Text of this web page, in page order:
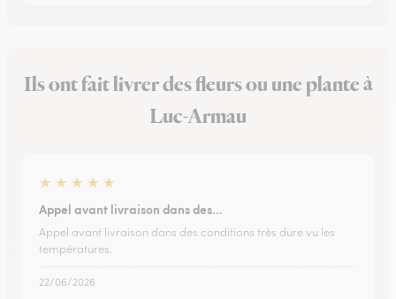
Ils ont fait livrer des fleurs ou une plante à
Luc-Armau
★ ★ ★ ★ ★
Appel avant livraison dans des…
Appel avant livraison dans des conditions très dure vu les
températures.
22/06/2026